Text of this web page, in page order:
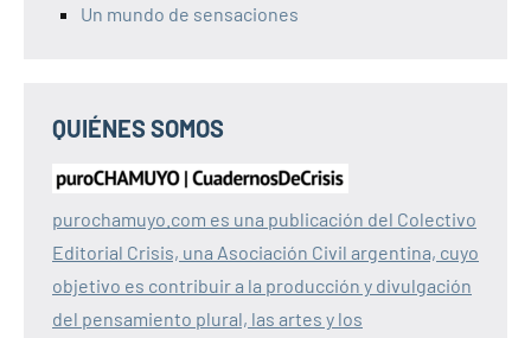
Un mundo de sensaciones
QUIÉNES SOMOS
purochamuyo.com es una publicación del Colectivo
Editorial Crisis, una Asociación Civil argentina, cuyo
objetivo es contribuir a la producción y divulgación
del pensamiento plural, las artes y los